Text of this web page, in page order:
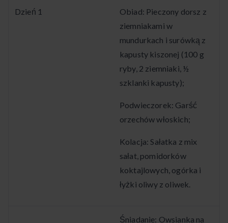
Dzień 1
Obiad: Pieczony dorsz z
ziemniakami w
mundurkach i surówką z
kapusty kiszonej (100 g
ryby, 2 ziemniaki, ½
szklanki kapusty);
Podwieczorek: Garść
orzechów włoskich;
Kolacja: Sałatka z mix
sałat, pomidorków
koktajlowych, ogórka i
łyżki oliwy z oliwek.
Śniadanie: Owsianka na